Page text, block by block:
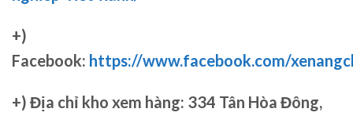
+)
Facebook: https://www.facebook.com/
+) Địa chỉ kho xem hàng: 334 Tân Hòa Đông,